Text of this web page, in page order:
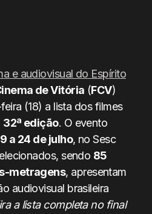
e audiovisual do Espírito
de Vitória (FCV)
(18) a lista dos filmes
32ª edição. O evento
a 24 de julho, no Sesc
sendo 85
metragens, apresentam
audiovisual brasileira
a lista completa no final